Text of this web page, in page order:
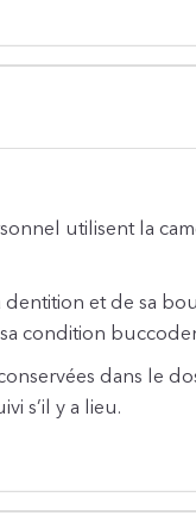
utilisent la
dentition et de sa
condition
dans le
s’il y a lieu.